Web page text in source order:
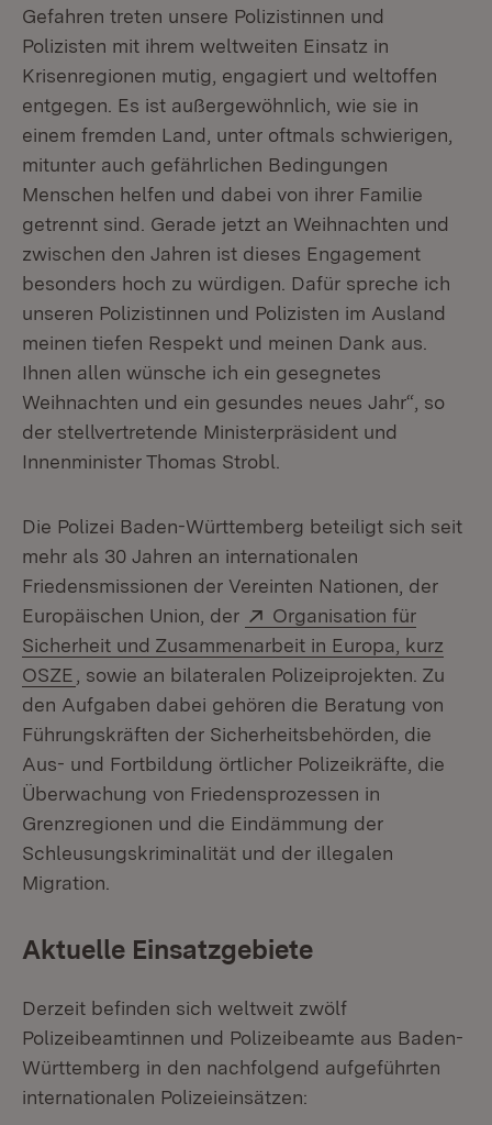
Gefahren treten unsere Polizistinnen und
Polizisten mit ihrem weltweiten Einsatz in
Krisenregionen mutig, engagiert und weltoffen
entgegen. Es ist außergewöhnlich, wie sie in
einem fremden Land, unter oftmals schwierigen,
mitunter auch gefährlichen Bedingungen
Menschen helfen und dabei von ihrer Familie
getrennt sind. Gerade jetzt an Weihnachten und
zwischen den Jahren ist dieses Engagement
besonders hoch zu würdigen. Dafür spreche ich
unseren Polizistinnen und Polizisten im Ausland
meinen tiefen Respekt und meinen Dank aus.
Ihnen allen wünsche ich ein gesegnetes
Weihnachten und ein gesundes neues Jahr“, so
der stellvertretende Ministerpräsident und
Innenminister Thomas Strobl.
Die Polizei Baden-Württemberg beteiligt sich seit
mehr als 30 Jahren an internationalen
Friedensmissionen der Vereinten Nationen, der
Europäischen Union, der
Extern:
Organisation für
Sicherheit und Zusammenarbeit in Europa, kurz
OSZE (Öffnet in neuem Fenster)
, sowie an bilateralen Polizeiprojekten. Zu
den Aufgaben dabei gehören die Beratung von
Führungskräften der Sicherheitsbehörden, die
Aus- und Fortbildung örtlicher Polizeikräfte, die
Überwachung von Friedensprozessen in
Grenzregionen und die Eindämmung der
Schleusungskriminalität und der illegalen
Migration.
Aktuelle Einsatzgebiete
Derzeit befinden sich weltweit zwölf
Polizeibeamtinnen und Polizeibeamte aus Baden-
Württemberg in den nachfolgend aufgeführten
internationalen Polizeieinsätzen: